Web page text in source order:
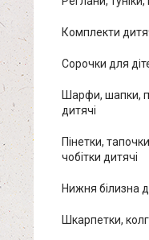
Комплекти
Сорочки для
Шарфи, шапки,
дитячі
Пінетки,
чобітки дитячі
Нижня білизна
Шкарпетки,